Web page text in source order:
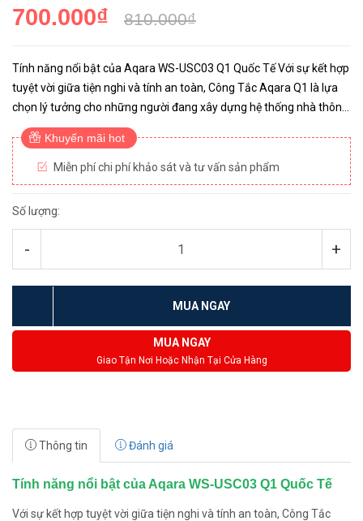
700.000₫ 810.000₫
Tính năng nổi bật của Aqara WS-USC03 Q1 Quốc Tế Với sự kết hợp
tuyệt vời giữa tiện nghi và tính an toàn, Công Tắc Aqara Q1 là lựa
chọn lý tưởng cho những người đang xây dựng hệ thống nhà thông
minh. Với khả năng kết nối quốc tế, đây là sự lựa...
Khuyến mãi hot
Miễn phí chi phí khảo sát và tư vấn sản phẩm
Số lượng:
- +
MUA NGAY
MUA NGAY
Giao Tận Nơi Hoặc Nhận Tại Cửa Hàng
Thông tin Đánh giá
Tính năng nổi bật của Aqara WS-USC03 Q1 Quốc Tế
Với sự kết hợp tuyệt vời giữa tiện nghi và tính an toàn, Công Tắc